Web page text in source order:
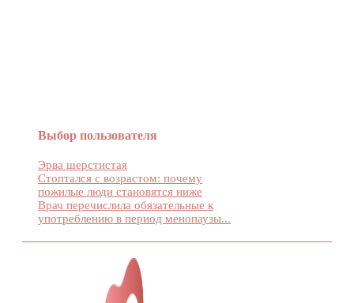
Выбор пользователя
Эрва шерстистая
Стоптался с возрастом: почему
пожилые люди становятся ниже
Врач перечислила обязательные к
употреблению в период менопаузы...